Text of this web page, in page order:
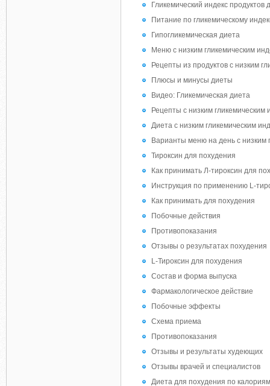
Гликемический индекс продуктов
Питание по гликемическому
Гипогликемическая диета
Меню с низким гликемическим
Рецепты из продуктов с низким
Плюсы и минусы диеты
Видео: Гликемическая диета
Рецепты с низким гликемическим
Диета с низким гликемическим
Варианты меню на день с низким
Тироксин для похудения
Как принимать Л-тироксин для
Инструкция по применению L-
Как принимать для похудения
Побочные действия
Противопоказания
Отзывы о результатах похудения
L-Тироксин для похудения
Состав и форма выпуска
Фармакологическое действие
Побочные эффекты
Схема приема
Противопоказания
Отзывы и результаты худеющих
Отзывы врачей и специалистов
Диета для похудения по калориям